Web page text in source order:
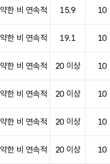
약한 비 연속적 15.9 10
약한 비 연속적 19.1 10
약한 비 연속적 20 이상 10
약한 비 연속적 20 이상 10
약한 비 연속적 20 이상 10
약한 비 연속적 20 이상 10